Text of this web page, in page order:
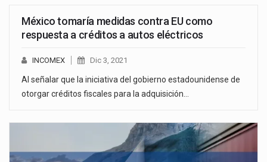
México tomaría medidas contra EU como
respuesta a créditos a autos eléctricos
INCOMEX Dic 3, 2021
Al señalar que la iniciativa del gobierno estadounidense de
otorgar créditos fiscales para la adquisición…